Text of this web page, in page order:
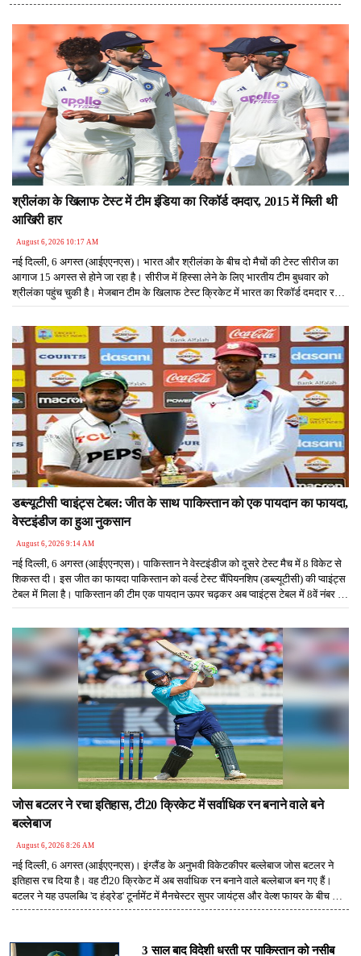
श्रीलंका के खिलाफ टेस्ट में टीम इंडिया का रिकॉर्ड दमदार, 2015 में मिली थी
आखिरी हार
August 6, 2026 10:17 AM
नई दिल्ली, 6 अगस्त (आईएएनएस)। भारत और श्रीलंका के बीच दो मैचों की टेस्ट सीरीज का
आगाज 15 अगस्त से होने जा रहा है। सीरीज में हिस्सा लेने के लिए भारतीय टीम बुधवार को
श्रीलंका पहुंच चुकी है। मेजबान टीम के खिलाफ टेस्ट क्रिकेट में भारत का रिकॉर्ड दमदार रहा
है।
डब्ल्यूटीसी प्वाइंट्स टेबल: जीत के साथ पाकिस्तान को एक पायदान का फायदा,
वेस्टइंडीज का हुआ नुकसान
August 6, 2026 9:14 AM
नई दिल्ली, 6 अगस्त (आईएएनएस)। पाकिस्तान ने वेस्टइंडीज को दूसरे टेस्ट मैच में 8 विकेट से
शिकस्त दी। इस जीत का फायदा पाकिस्तान को वर्ल्ड टेस्ट चैंपियनशिप (डब्ल्यूटीसी) की प्वाइंट्स
टेबल में मिला है। पाकिस्तान की टीम एक पायदान ऊपर चढ़कर अब प्वाइंट्स टेबल में 8वें नंबर पर
आ गई है।
जोस बटलर ने रचा इतिहास, टी20 क्रिकेट में सर्वाधिक रन बनाने वाले बने
बल्लेबाज
August 6, 2026 8:26 AM
नई दिल्ली, 6 अगस्त (आईएएनएस)। इंग्लैंड के अनुभवी विकेटकीपर बल्लेबाज जोस बटलर ने
इतिहास रच दिया है। वह टी20 क्रिकेट में अब सर्वाधिक रन बनाने वाले बल्लेबाज बन गए हैं।
बटलर ने यह उपलब्धि 'द हंड्रेड' टूर्नामेंट में मैनचेस्टर सुपर जायंट्स और वेल्श फायर के बीच खेले
गए मुकाबले में हासिल की।
3 साल बाद विदेशी धरती पर पाकिस्तान को नसीब